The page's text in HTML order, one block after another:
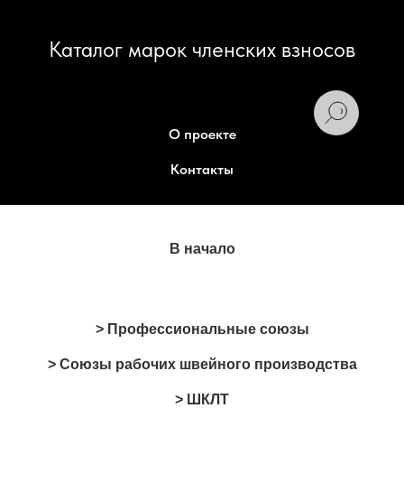
Каталог марок членских взносов
О проекте
Контакты
В начало
> Профессиональные союзы
> Союзы рабочих швейного производства
> ШКЛТ